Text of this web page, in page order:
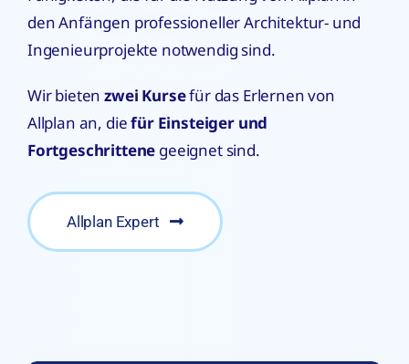
den Anfängen professioneller Architektur- und
Ingenieurprojekte notwendig sind.
Wir bietenzwei Kursefür das Erlernen von
Allplan an, diefür Einsteiger und
Fortgeschrittene geeignet sind.
Allplan Expert